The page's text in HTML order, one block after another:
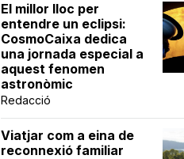
El millor lloc per
entendre un eclipsi:
CosmoCaixa dedica
una jornada especial a
aquest fenomen
astronòmic
Redacció
Viatjar com a eina de
reconnexió familiar